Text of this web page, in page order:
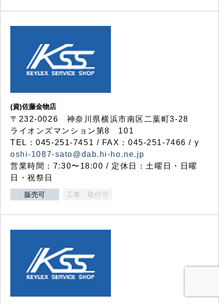
(資)佐藤金物店
〒232-0026 神奈川県横浜市南区二葉町3-28
ライオンズマンション第8 101
TEL：045-251-7451 / FAX：045-251-7466 / y
oshi-1087-sato@dab.hi-ho.ne.jp
営業時間：7:30〜18:00 / 定休日：土曜日・日曜
日・祝祭日
販売可 工事・取付可